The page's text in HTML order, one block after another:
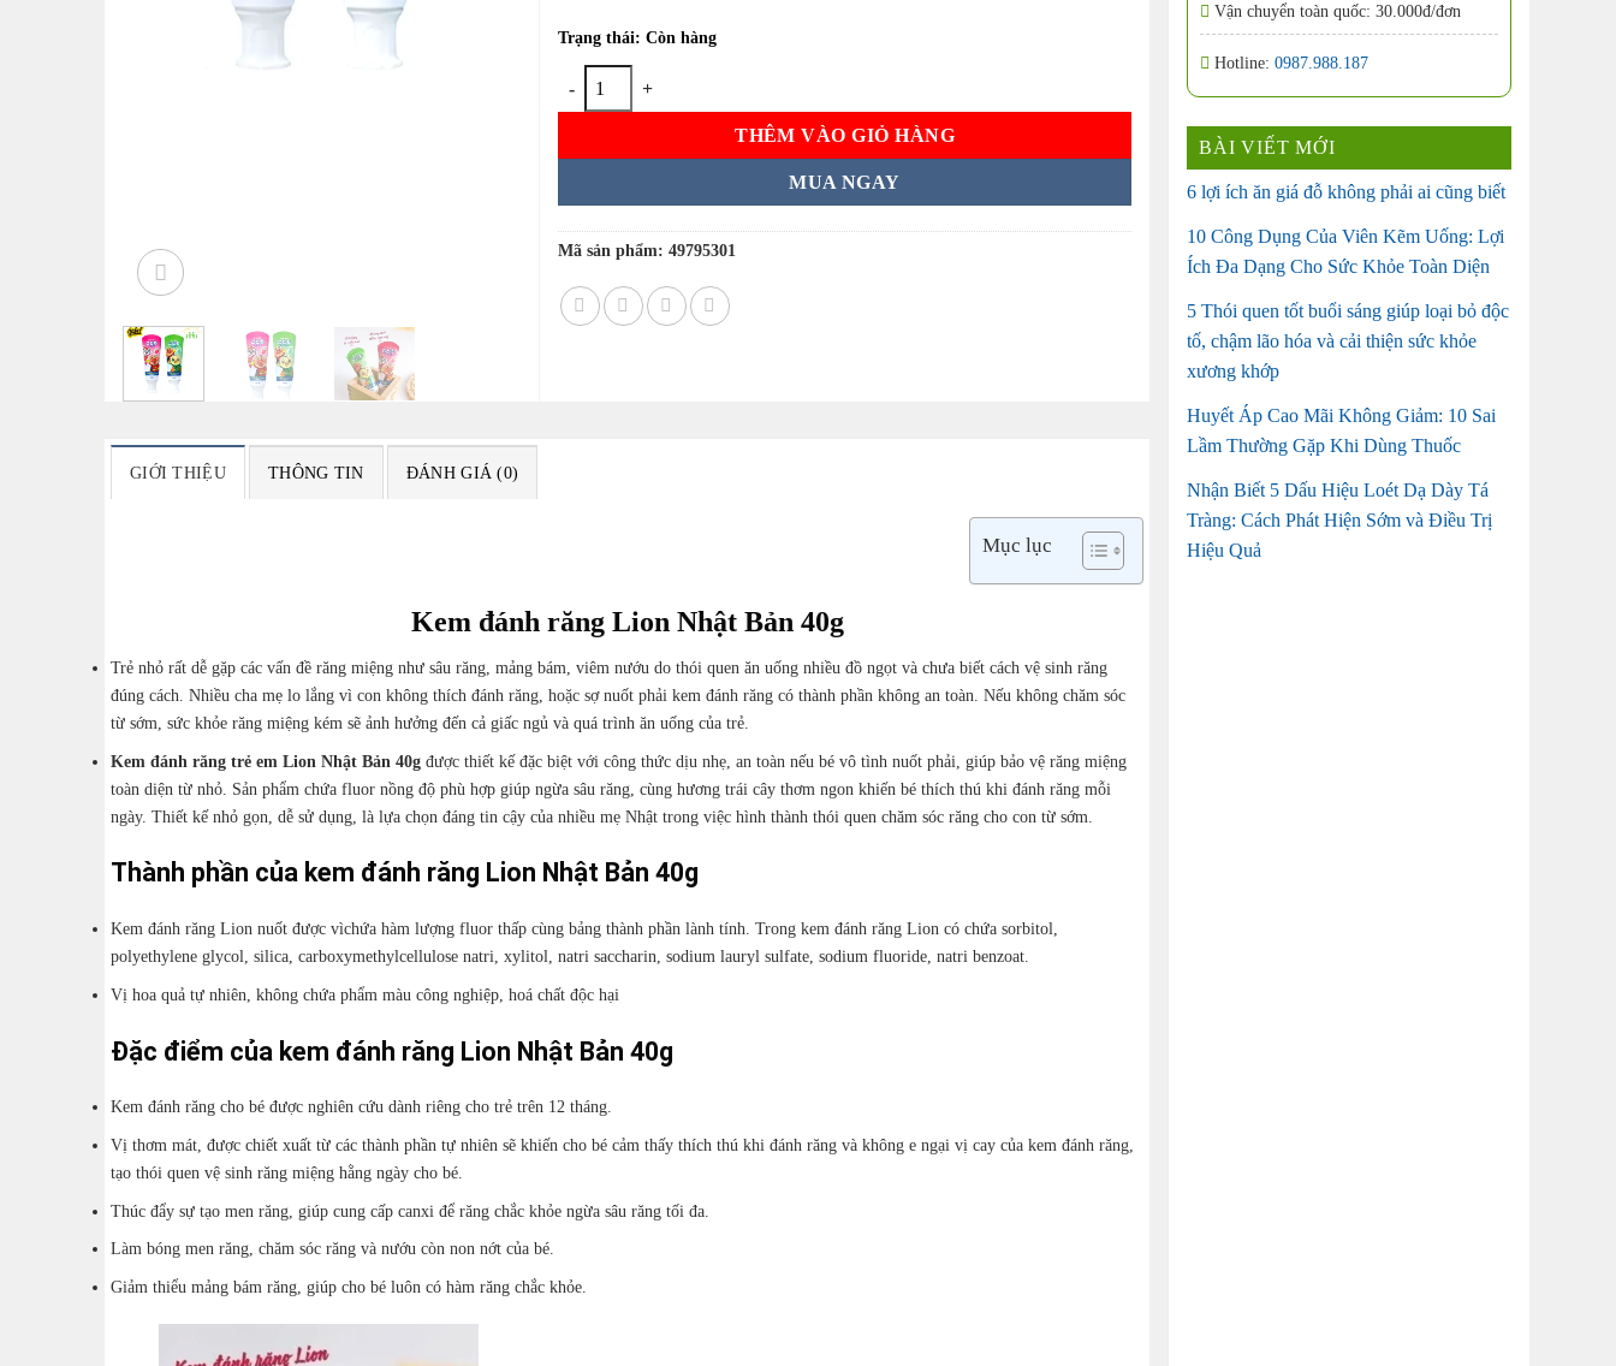
Vận chuyển toàn quốc: 30.000đ/đơn
Hotline: 0987.988.187
BÀI VIẾT MỚI
6 lợi ích ăn giá đỗ không phải ai cũng biết
10 Công Dụng Của Viên Kẽm Uống: Lợi
Ích Đa Dạng Cho Sức Khỏe Toàn Diện
5 Thói quen tốt buổi sáng giúp loại bỏ độc
tố, chậm lão hóa và cải thiện sức khỏe
xương khớp
Huyết Áp Cao Mãi Không Giảm: 10 Sai
Lầm Thường Gặp Khi Dùng Thuốc
Nhận Biết 5 Dấu Hiệu Loét Dạ Dày Tá
Tràng: Cách Phát Hiện Sớm và Điều Trị
Hiệu Quả
Trạng thái: Còn hàng
Kem đánh răng Lion Nhật Bản 40g số lượng
THÊM VÀO GIỎ HÀNG
MUA NGAY
Mã sản phẩm:49795301
GIỚI THIỆU THÔNG TIN ĐÁNH GIÁ (0)
Mục lục
Kem đánh răng Lion Nhật Bản 40g
Trẻ nhỏ rất dễ gặp các vấn đề răng miệng như sâu răng, mảng bám, viêm nướu do thói quen ăn uống nhiều đồ ngọt và chưa biết cách vệ sinh răng
đúng cách. Nhiều cha mẹ lo lắng vì con không thích đánh răng, hoặc sợ nuốt phải kem đánh răng có thành phần không an toàn. Nếu không chăm sóc
từ sớm, sức khỏe răng miệng kém sẽ ảnh hưởng đến cả giấc ngủ và quá trình ăn uống của trẻ.
Kem đánh răng trẻ em Lion Nhật Bản 40g được thiết kế đặc biệt với công thức dịu nhẹ, an toàn nếu bé vô tình nuốt phải, giúp bảo vệ răng miệng
toàn diện từ nhỏ. Sản phẩm chứa fluor nồng độ phù hợp giúp ngừa sâu răng, cùng hương trái cây thơm ngon khiến bé thích thú khi đánh răng mỗi
ngày. Thiết kế nhỏ gọn, dễ sử dụng, là lựa chọn đáng tin cậy của nhiều mẹ Nhật trong việc hình thành thói quen chăm sóc răng cho con từ sớm.
Thành phần của kem đánh răng Lion Nhật Bản 40g
Kem đánh răng Lion nuốt được vìchứa hàm lượng fluor thấp cùng bảng thành phần lành tính. Trong kem đánh răng Lion có chứa sorbitol,
polyethylene glycol, silica, carboxymethylcellulose natri, xylitol, natri saccharin, sodium lauryl sulfate, sodium fluoride, natri benzoat.
Vị hoa quả tự nhiên, không chứa phẩm màu công nghiệp, hoá chất độc hại
Đặc điểm của kem đánh răng Lion Nhật Bản 40g
Kem đánh răng cho bé được nghiên cứu dành riêng cho trẻ trên 12 tháng.
Vị thơm mát, được chiết xuất từ các thành phần tự nhiên sẽ khiến cho bé cảm thấy thích thú khi đánh răng và không e ngại vị cay của kem đánh răng,
tạo thói quen vệ sinh răng miệng hằng ngày cho bé.
Thúc đẩy sự tạo men răng, giúp cung cấp canxi để răng chắc khỏe ngừa sâu răng tối đa.
Làm bóng men răng, chăm sóc răng và nướu còn non nớt của bé.
Giảm thiểu mảng bám răng, giúp cho bé luôn có hàm răng chắc khỏe.